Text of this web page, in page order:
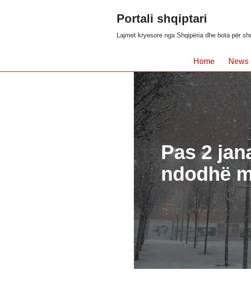
Portali shqiptari
Lajmet kryesore nga Shqipëria dhe bota për
Home News
Pas 2
ndodhë